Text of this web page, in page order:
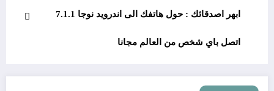
ابهر اصدقائك : حول هاتفك الى اندرويد نوجا 7.1.1
اتصل باي شخص من العالم مجانا